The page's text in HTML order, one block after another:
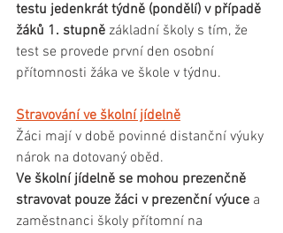
testu jedenkrát týdně (pondělí) v případě
žáků 1. stupně základní školy s tím, že
test se provede první den osobní
přítomnosti žáka ve škole v týdnu.
Stravování ve školní jídelně
Žáci mají v době povinné distanční výuky
nárok na dotovaný oběd.
Ve školní jídelně se mohou prezenčně
stravovat pouze žáci v prezenční výuce a
zaměstnanci školy přítomní na